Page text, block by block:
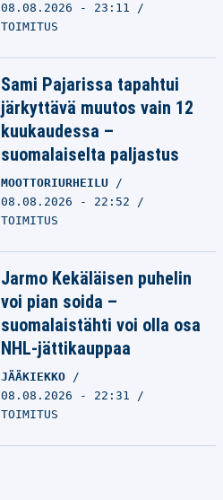
08.08.2026 - 23:11
TOIMITUS
Sami Pajarissa tapahtui
järkyttävä muutos vain 12
kuukaudessa –
suomalaiselta paljastus
MOOTTORIURHEILU
08.08.2026 - 22:52
TOIMITUS
Jarmo Kekäläisen puhelin
voi pian soida –
suomalaistähti voi olla osa
NHL-jättikauppaa
JÄÄKIEKKO
08.08.2026 - 22:31
TOIMITUS